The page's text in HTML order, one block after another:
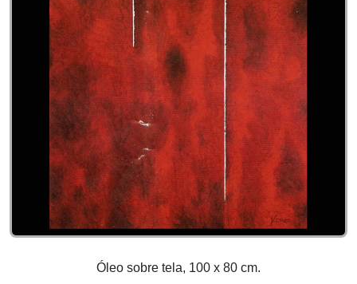
Óleo sobre tela, 100 x 80 cm.